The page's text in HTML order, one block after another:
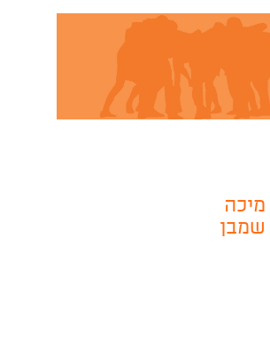
מיכה
שמבן